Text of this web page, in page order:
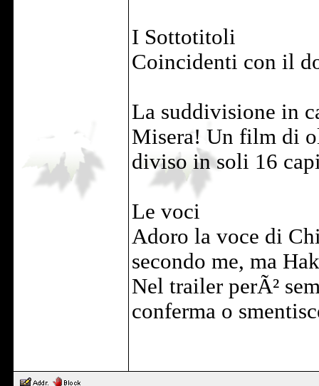
I Sottotitoli
Coincidenti con il
La suddivisione in
Misera! Un film di
diviso in soli 16
Le voci
Adoro la voce di
secondo me, ma
Nel trailer perÃ²
conferma o